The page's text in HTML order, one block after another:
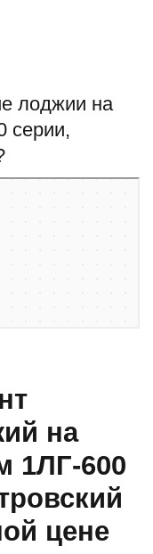
лоджии на
серии,
на
1ЛГ-600
цене